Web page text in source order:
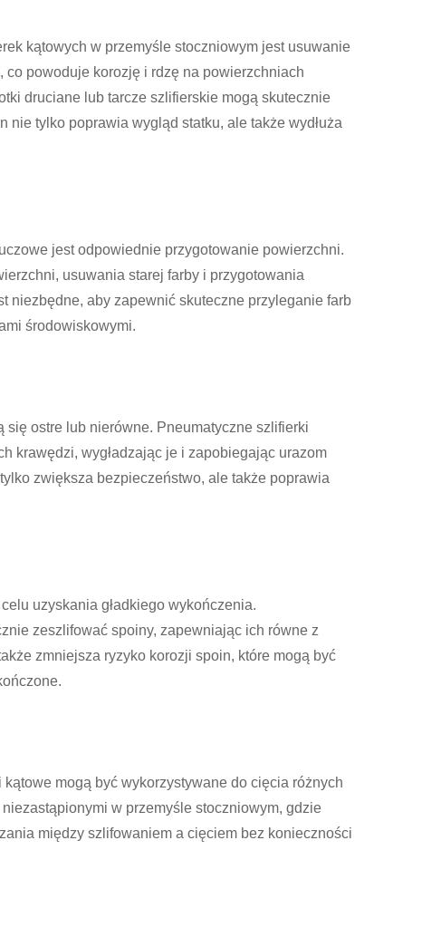
kątowych w przemyśle stoczniowym jest usuwanie
co powoduje korozję i rdzę na powierzchniach
druciane lub tarcze szlifierskie mogą skutecznie
tylko poprawia wygląd statku, ale także wydłuża
jest odpowiednie przygotowanie powierzchni.
usuwania starej farby i przygotowania
niezbędne, aby zapewnić skuteczne przyleganie farb
środowiskowymi.
ostre lub nierówne. Pneumatyczne szlifierki
krawędzi, wygładzając je i zapobiegając urazom
zwiększa bezpieczeństwo, ale także poprawia
uzyskania gładkiego wykończenia.
zeszlifować spoiny, zapewniając ich równe z
zmniejsza ryzyko korozji spoin, które mogą być
mogą być wykorzystywane do cięcia różnych
w przemyśle stoczniowym, gdzie
między szlifowaniem a cięciem bez konieczności